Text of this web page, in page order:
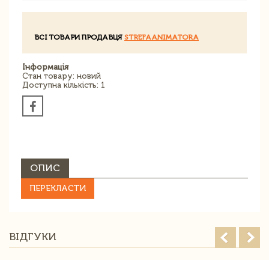
ВСІ ТОВАРИ ПРОДАВЦЯ STREFAANIMATORA
Інформація
Стан товару: новий
Доступна кількість: 1
ОПИС
ПЕРЕКЛАСТИ
ВІДГУКИ